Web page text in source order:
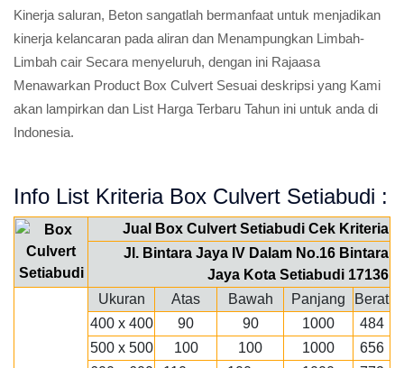
Kinerja saluran, Beton sangatlah bermanfaat untuk menjadikan
kinerja kelancaran pada aliran dan Menampungkan Limbah-
Limbah cair Secara menyeluruh, dengan ini Rajaasa
Menawarkan Product Box Culvert Sesuai deskripsi yang Kami
akan lampirkan dan List Harga Terbaru Tahun ini untuk anda di
Indonesia.
Info List Kriteria Box Culvert Setiabudi :
Jual Box Culvert Setiabudi Cek Kriteria
Jl. Bintara Jaya IV Dalam No.16 Bintara
Jaya Kota Setiabudi 17136
Ukuran
Atas Bawah Panjang
Berat
400 x 400
90 90 1000
484
500 x 500
100 100 1000
656